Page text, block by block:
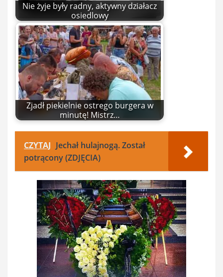
Nie żyje były radny, aktywny działacz
osiedlowy
Zjadł piekielnie ostrego burgera w
minutę! Mistrz…
CZYTAJ Jechał hulajnogą. Został
potrącony (ZDJĘCIA)